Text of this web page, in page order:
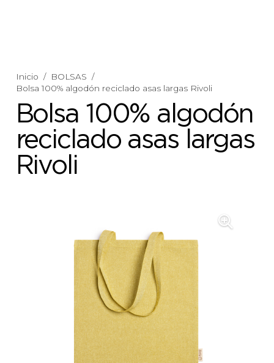
Inicio / BOLSAS /
Bolsa 100% algodón reciclado asas largas Rivoli
Bolsa 100% algodón
reciclado asas largas
Rivoli